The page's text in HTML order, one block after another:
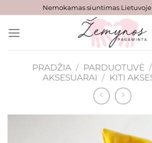
content
Nemokamas siuntimas
PRADŽIA / PARDUOTUVĖ /
AKSESUARAI / KITI